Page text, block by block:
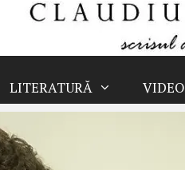
LITERATURĂ VIDEO